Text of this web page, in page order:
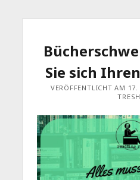
Sie sich
VERÖFFENTLICHT AM